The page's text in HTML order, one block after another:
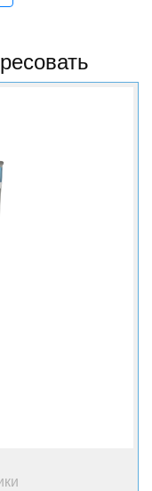
методом
эмалей;
и великолепной